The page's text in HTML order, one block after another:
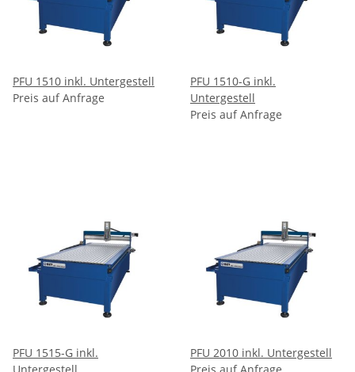
PFU 1510 inkl. Untergestell
Preis auf Anfrage
PFU 1510-G inkl.
Untergestell
Preis auf Anfrage
PFU 1515-G inkl.
PFU 2010 inkl. Untergestell